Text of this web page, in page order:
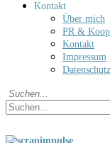
Kontakt
Über mich
PR &
Kontakt
Impressum